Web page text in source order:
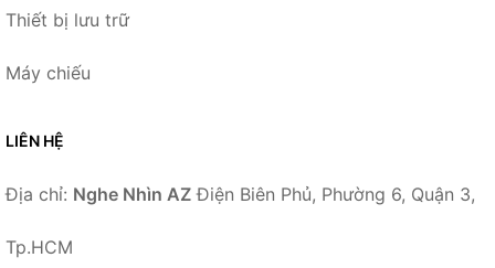
Thiết bị lưu trữ
Máy chiếu
LIÊN HỆ
Địa chỉ: Nghe Nhìn AZ Điện Biên Phủ, Phường 6, Quận 3,
Tp.HCM